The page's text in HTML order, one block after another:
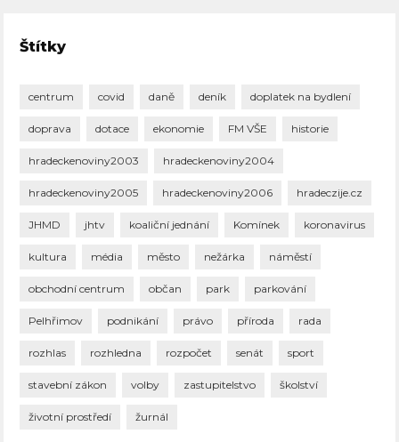
Štítky
centrum covid daně deník doplatek na bydlení
doprava dotace ekonomie FM VŠE historie
hradeckenoviny2003 hradeckenoviny2004
hradeckenoviny2005 hradeckenoviny2006 hradeczije.cz
JHMD jhtv koaliční jednání Komínek koronavirus
kultura média město nežárka náměstí
obchodní centrum občan park parkování
Pelhřimov podnikání právo příroda rada
rozhlas rozhledna rozpočet senát sport
stavební zákon volby zastupitelstvo školství
životní prostředí žurnál